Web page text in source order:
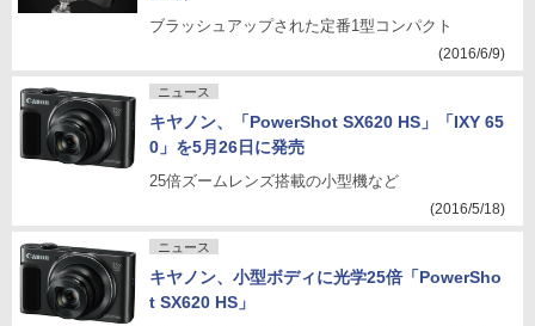
ブラッシュアップされた定番1型コンパクト
(2016/6/9)
ニュース
キヤノン、「PowerShot SX620 HS」「IXY 65
0」を5月26日に発売
25倍ズームレンズ搭載の小型機など
(2016/5/18)
ニュース
キヤノン、小型ボディに光学25倍「PowerSho
t SX620 HS」